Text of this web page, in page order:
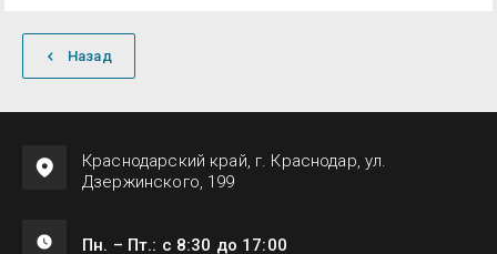
Назад
Краснодарский край, г. Краснодар, ул.
Дзержинского, 199
Пн. – Пт.: с 8:30 до 17:00